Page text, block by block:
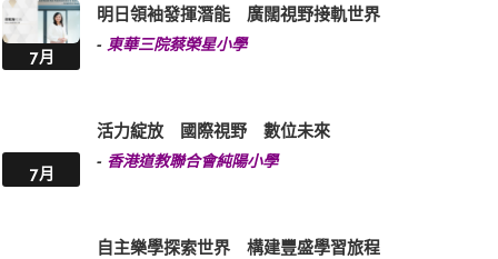
7月
明日領袖發揮潛能 廣闊視野接軌世界
- 東華三院蔡榮星小學
7月
活力綻放 國際視野 數位未來
- 香港道教聯合會純陽小學
自主樂學探索世界 構建豐盛學習旅程